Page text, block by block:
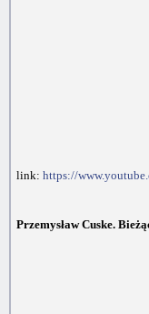
link: https://
Przemysław Cuske.